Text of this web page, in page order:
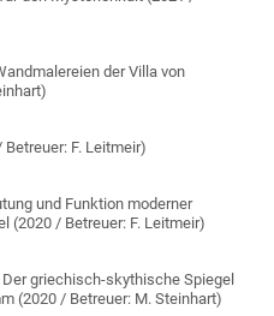
der Villa von
F. Leitmeir)
und Funktion moderner
(2020 / Betreuer: F. Leitmeir)
griechisch-skythische Spiegel
(2020 / Betreuer: M. Steinhart)